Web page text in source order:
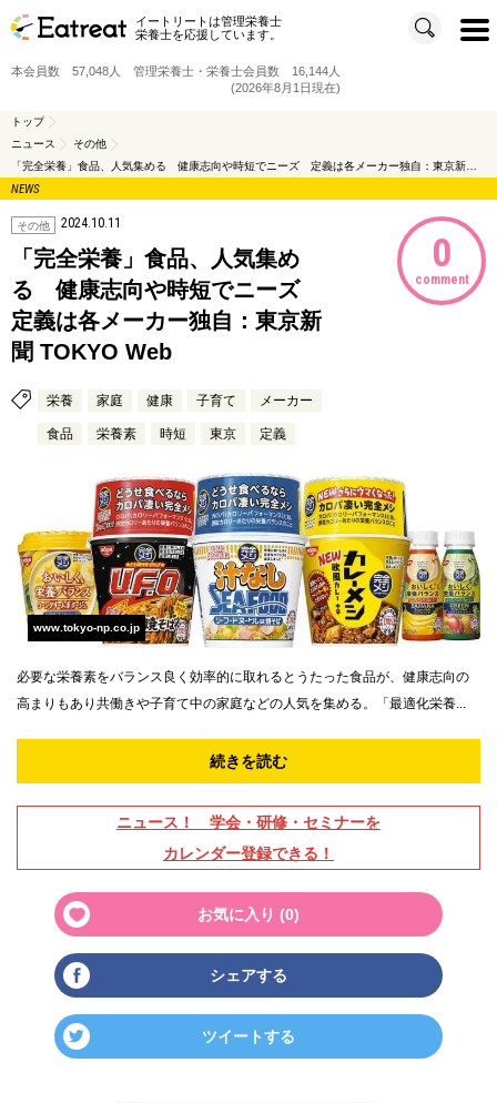
イートリートは管理栄養士
栄養士を応援しています。
t
o
t
i
本会員数 57,048人 管理栄養士・栄養士会員数 16,144人
(2026年8月1日現在)
トップ
ニュース
その他
NEWS
その他 2024.10.11
「完全栄養」食品、人気集め
る 健康志向や時短でニーズ
定義は各メーカー独自：東京新
聞 TOKYO Web
栄養 家庭 健康 子育て メーカー
食品 栄養素 時短 東京 定義
0
comment
www.tokyo-np.co.jp
必要な栄養素をバランス良く効率的に取れるとうたった食品が、健康志向の
高まりもあり共働きや子育て中の家庭などの人気を集める。「最適化栄養...
続きを読む
ニュース！ 学会・研修・セミナーを
カレンダー登録できる！
お気に入り (0)
シェアする
ツイートする